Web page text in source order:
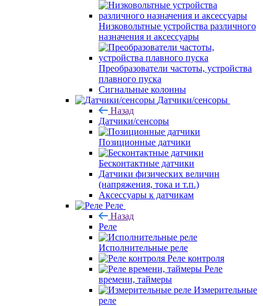
Низковольтные устройства различного
назначения и аксессуары
Преобразователи частоты, устройства
плавного пуска
Сигнальные колонны
Датчики/сенсоры
Назад
Датчики/сенсоры
Позиционные датчики
Бесконтактные датчики
Датчики физических величин
(напряжения, тока и т.п.)
Аксессуары к датчикам
Реле
Назад
Реле
Исполнительные реле
Реле контроля
Реле
времени, таймеры
Измерительные
реле